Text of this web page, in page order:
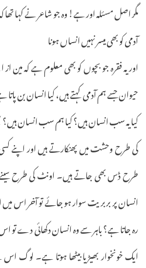
مگر اصل مسئلہ اور ہے! وہ جو شاعر نے کہا
آدمی کو بھی میسر نہیں انساں ہونا
اور یہ فقرہ جو بچوں کو بھی معلوم ہے کہ مین
حیوان جسے ہم آدمی کہتے ہیں، کیا انسان بن پاتا
کیا یہ سب انسان ہیں؟ کیا ہم سب انسان
کی طرح وحشت میں پھنکارتے ہیں اور اپنے
طرح ڈس بھی جاتے ہیں۔ اونٹ کی طرح سینے
انسان پر بربریت سوار ہو جائے تو آخر اس میں
رہ جاتا ہے؟ باہر سے وہ انسان دکھائی دے تو
ایک خونخوار بھیڑیا بیٹھا ہوتا ہے۔